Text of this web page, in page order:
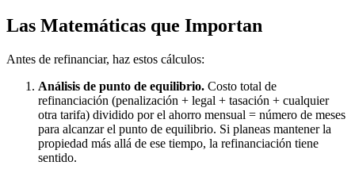
Las Matemáticas que Importan
Antes de refinanciar, haz estos cálculos:
Análisis de punto de equilibrio. Costo total de
refinanciación (penalización + legal + tasación + cualquier
otra tarifa) dividido por el ahorro mensual = número de meses
para alcanzar el punto de equilibrio. Si planeas mantener la
propiedad más allá de ese tiempo, la refinanciación tiene
sentido.